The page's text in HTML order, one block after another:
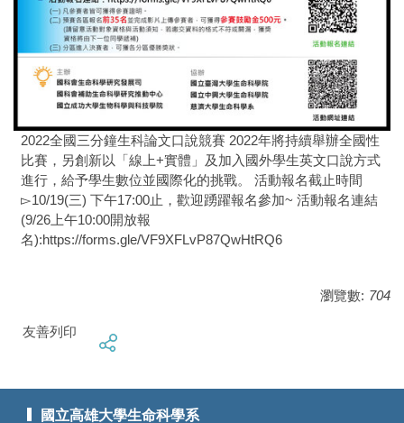
2022全國三分鐘生科論文口說競賽 2022年將持續舉辦全國性
比賽，另創新以「線上+實體」及加入國外學生英文口說方式
進行，給予學生數位並國際化的挑戰。 活動報名截止時間
▻10/19(三) 下午17:00止，歡迎踴躍報名參加~ 活動報名連結
(9/26上午10:00開放報
名):https://forms.gle/VF9XFLvP87QwHtRQ6
瀏覽數: 704
友善列印
國立高雄大學生命科學系